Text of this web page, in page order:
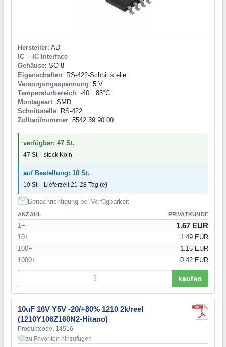
Hersteller: AD
IC > IC Interface
Gehäuse: SO-8
Eigenschaften: RS-422-Schnittstelle
Versorgungsspannung: 5 V
Temperaturbereich: -40…85°C
Montageart: SMD
Schnittstelle: RS-422
Zolltarifnummer: 8542 39 90 00
verfügbar: 47 St.
47 St. - stock Köln
auf Bestellung: 10 St.
10 St. - Lieferzeit 21-28 Tag (e)
Benachrichtigung bei Verfügbarkeit
ANZAHL PRIVATKUNDE
1+ 1.67 EUR
10+
1.49 EUR
100+
1.15 EUR
1000+
0.42 EUR
kaufen
10uF 16V Y5V -20/+80% 1210 2k/reel
(1210Y106Z160N2-Hitano)
Produktcode: 14516
zu Favoriten hinzufügen